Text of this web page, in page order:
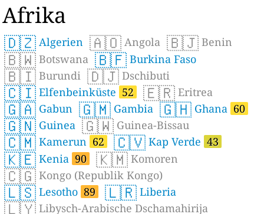
Afrika
🇩🇿 Algerien 🇦🇴 Angola 🇧🇯 Benin
🇧🇼 Botswana 🇧🇫 Burkina Faso
🇧🇮 Burundi 🇩🇯 Dschibuti
🇨🇮 Elfenbeinküste 52 🇪🇷 Eritrea
🇬🇦 Gabun 🇬🇲 Gambia 🇬🇭 Ghana 60
🇬🇳 Guinea 🇬🇼 Guinea-Bissau
🇨🇲 Kamerun 62 🇨🇻 Kap Verde 43
🇰🇪 Kenia 90 🇰🇲 Komoren
🇨🇬 Kongo (Republik Kongo)
🇱🇸 Lesotho 89 🇱🇷 Liberia
🇱🇾 Libysch-Arabische Dschamahirija